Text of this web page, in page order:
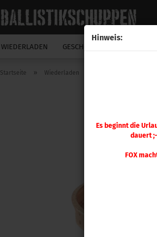
Hinweis:
Es beginnt die
dauert
FOX
WIEDERLADEN GESCHOSSE
Startseite » Wiederladen Gas